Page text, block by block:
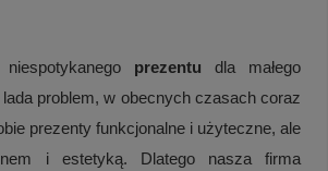
prezentu dla małego
problem, w obecnych czasach coraz
prezenty funkcjonalne i użyteczne, ale
i estetyką. Dlategonasza firma